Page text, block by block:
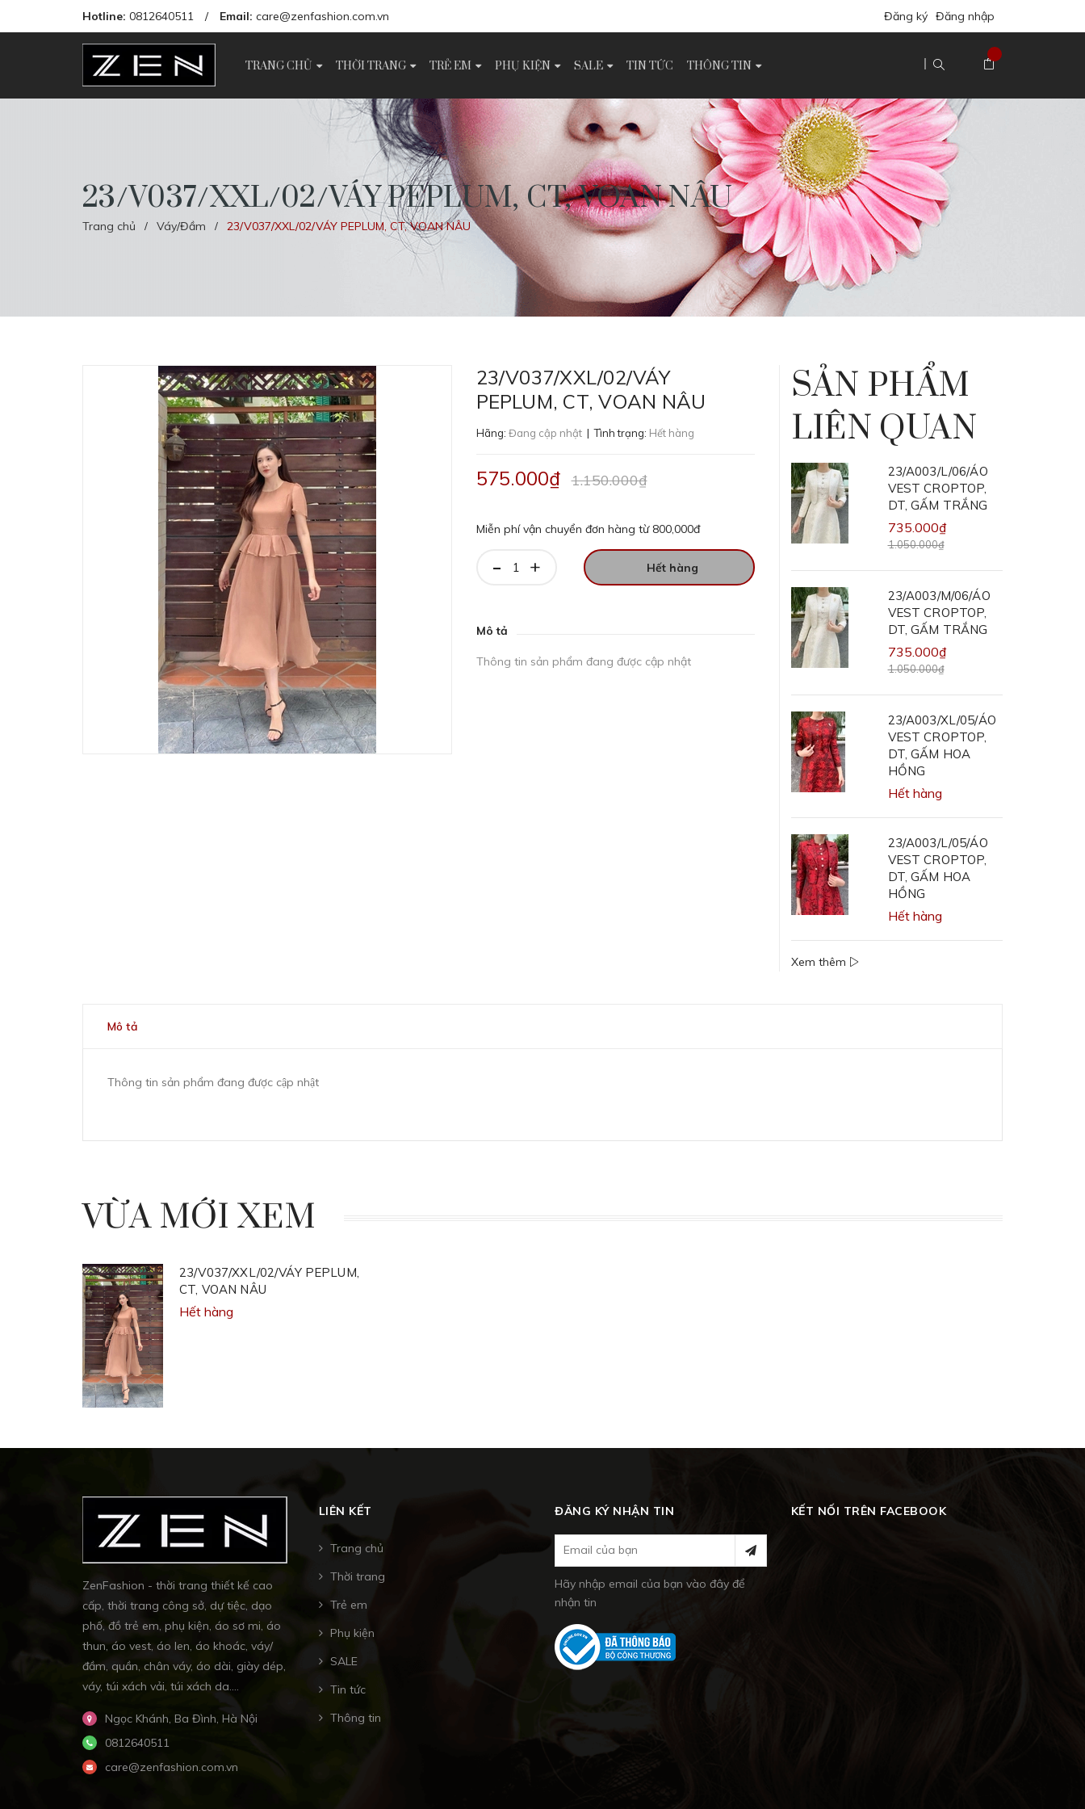
Hotline: 0812640511 / Email: care@zenfashion.com.vn Đăng ký Đăng nhập
TRANG CHỦ THỜI TRANG TRẺ EM PHỤ KIỆN SALE TIN TỨC THÔNG TIN
23/V037/XXL/02/VÁY PEPLUM, CT, VOAN NÂU
Trang chủ / Váy/Đầm / 23/V037/XXL/02/VÁY PEPLUM, CT, VOAN NÂU
23/V037/XXL/02/VÁY
PEPLUM, CT, VOAN NÂU
Hãng: Đang cập nhật | Tình trạng: Hết hàng
575.000₫ 1.150.000₫
Miễn phí vận chuyển đơn hàng từ 800,000đ
- + Hết hàng
Mô tả
Thông tin sản phẩm đang được cập nhật
SẢN PHẨM
LIÊN QUAN
23/A003/L/06/ÁO
VEST CROPTOP,
DT, GẤM TRẮNG
735.000₫
1.050.000₫
23/A003/M/06/ÁO
VEST CROPTOP,
DT, GẤM TRẮNG
735.000₫
1.050.000₫
23/A003/XL/05/ÁO
VEST CROPTOP,
DT, GẤM HOA
HỒNG
Hết hàng
23/A003/L/05/ÁO
VEST CROPTOP,
DT, GẤM HOA
HỒNG
Hết hàng
Xem thêm
Mô tả
Thông tin sản phẩm đang được cập nhật
VỪA MỚI XEM
23/V037/XXL/02/VÁY PEPLUM,
CT, VOAN NÂU
Hết hàng
ZenFashion - thời trang thiết kế cao
cấp, thời trang công sở, dự tiệc, dạo
phố, đồ trẻ em, phụ kiện, áo sơ mi, áo
thun, áo vest, áo len, áo khoác, váy/
đầm, quần, chân váy, áo dài, giày dép,
váy, túi xách vải, túi xách da....
Ngọc Khánh, Ba Đình, Hà Nội
0812640511
care@zenfashion.com.vn
LIÊN KẾT
Trang chủ
Thời trang
Trẻ em
Phụ kiện
SALE
Tin tức
Thông tin
ĐĂNG KÝ NHẬN TIN
Hãy nhập email của bạn vào đây để
nhận tin
KẾT NỐI TRÊN FACEBOOK